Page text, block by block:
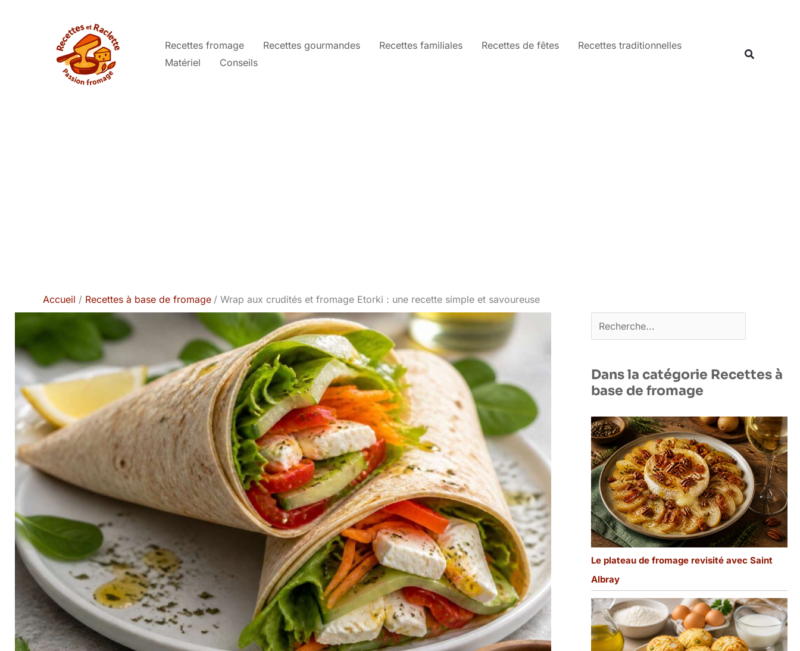
Recettes fromage Recettes gourmandes Recettes familiales Recettes de fêtes
Recettes traditionnelles
Matériel
Conseils
Accueil Recettes à base de fromage Wrap aux crudités et fromage Etorki : une recette simple et savoureuse
Rechercher
Dans la catégorie Recettes à
base de fromage
Le plateau de fromage revisité avec Saint
Albray